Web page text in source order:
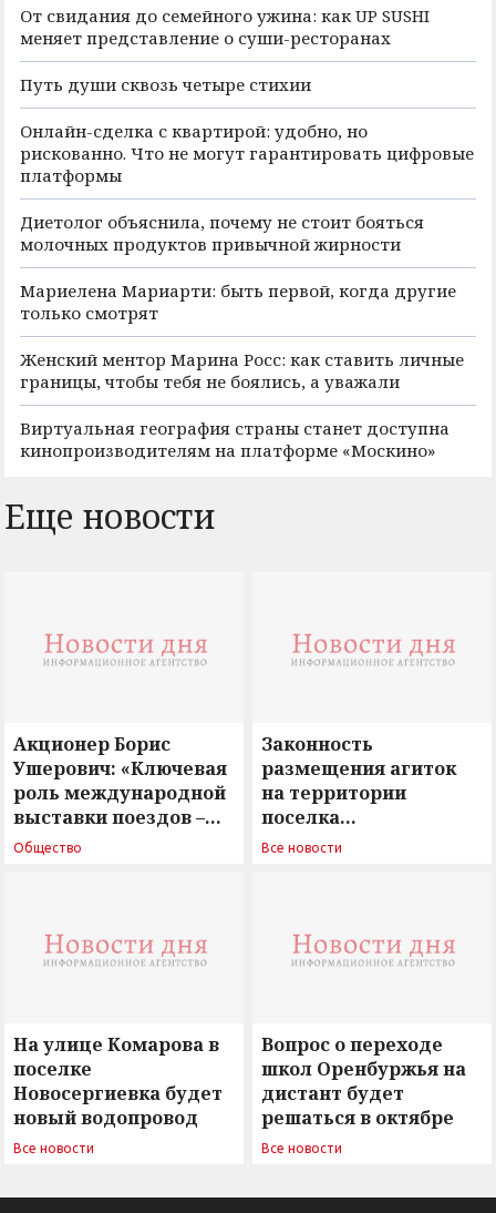
От свидания до семейного ужина: как UP SUSHI
меняет представление о суши-ресторанах
Путь души сквозь четыре стихии
Онлайн-сделка с квартирой: удобно, но
рискованно. Что не могут гарантировать цифровые
платформы
Диетолог объяснила, почему не стоит бояться
молочных продуктов привычной жирности
Мариелена Мариарти: быть первой, когда другие
только смотрят
Женский ментор Марина Росс: как ставить личные
границы, чтобы тебя не боялись, а уважали
Виртуальная география страны станет доступна
кинопроизводителям на платформе «Москино»
Еще новости
Акционер Борис
Ушерович: «Ключевая
роль международной
выставки поездов –
поиск ответов на
Общество
Законность
размещения агиток
на территории
поселка
Новосергиевка
Все новости
На улице Комарова в
поселке
Новосергиевка будет
новый водопровод
Все новости
Вопрос о переходе
школ Оренбуржья на
дистант будет
решаться в октябре
Все новости